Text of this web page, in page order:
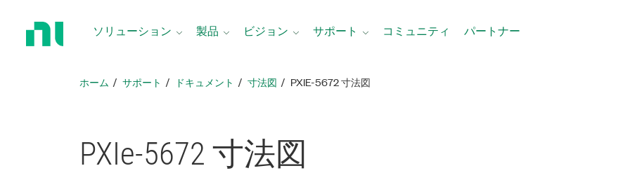
ソリューション 製品 ビジョン サポート コミュニティ パートナー
ホーム サポート ドキュメント 寸法図 PXIE-5672 寸法図
PXIe-5672 寸法図